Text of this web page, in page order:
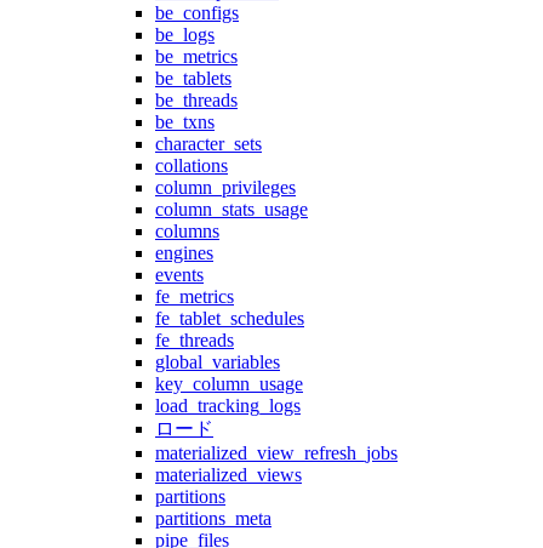
be_configs
be_logs
be_metrics
be_tablets
be_threads
be_txns
character_sets
collations
column_privileges
column_stats_usage
columns
engines
events
fe_metrics
fe_tablet_schedules
fe_threads
global_variables
key_column_usage
load_tracking_logs
ロード
materialized_view_refresh_jobs
materialized_views
partitions
partitions_meta
pipe_files